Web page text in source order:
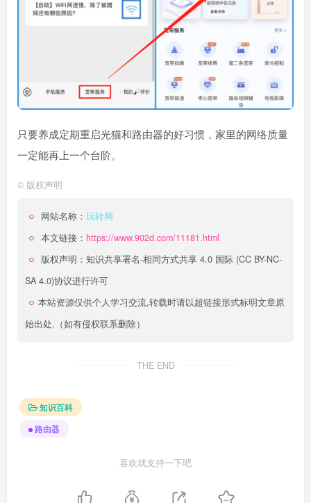
只要养成定期重启光猫和路由器的好习惯，家里的网络质量
一定能再上一个台阶。
© 版权声明
网站名称： 玩转网
本文链接： https://www.902d.com/11181.html
版权声明： 知识共享署名-相同方式共享 4.0 国际 (CC BY-NC-
SA 4.0)协议进行许可
本站资源仅供个人学习交流,转载时请以超链接形式标明文章原
始出处,（如有侵权联系删除）
THE END
知识百科
路由器
喜欢就支持一下吧